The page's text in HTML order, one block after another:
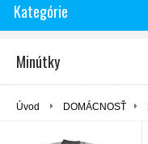
Kategórie
Minútky
Úvod DOMÁCNOSŤ